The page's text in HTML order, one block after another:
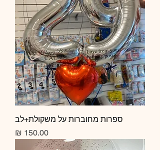
ספרות מחוברות על משקולת+לב
מחיר